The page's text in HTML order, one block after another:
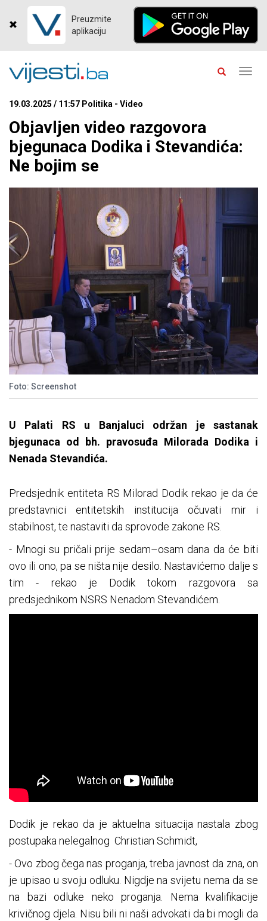
Preuzmite
aplikaciju
19.03.2025 / 11:57 Politika - Video
Objavljen video razgovora
bjegunaca Dodika i Stevandića:
Ne bojim se
Foto: Screenshot
U Palati RS u Banjaluci održan je sastanak
bjegunaca od bh. pravosuđa Milorada Dodika i
Nenada Stevandića.
Predsjednik entiteta RS Milorad Dodik rekao je da će
predstavnici entitetskih institucija očuvati mir i
stabilnost, te nastaviti da sprovode zakone RS.
- Mnogi su pričali prije sedam–osam dana da će biti
ovo ili ono, pa se ništa nije desilo. Nastavićemo dalje s
tim - rekao je Dodik tokom razgovora sa
predsjednikom NSRS Nenadom Stevandićem.
Dodik je rekao da je aktuelna situacija nastala zbog
postupaka nelegalnog Christian Schmidt,
- Ovo zbog čega nas proganja, treba javnost da zna, on
je upisao u svoju odluku. Nigdje na svijetu nema da se
na bazi odluke neko proganja. Nema kvalifikacije
krivičnog djela. Nisu bili ni naši advokati da bi mogli da